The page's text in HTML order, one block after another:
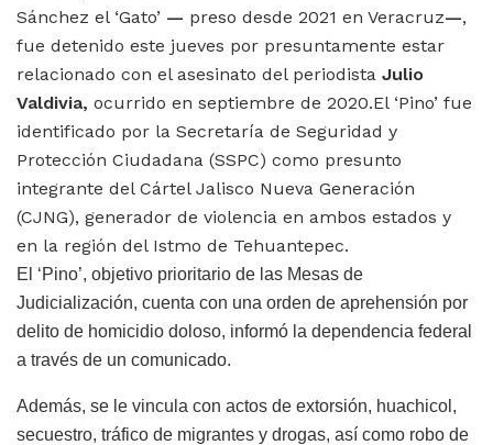
Sánchez el ‘Gato’ — preso desde 2021 en Veracruz—,
fue detenido este jueves por presuntamente estar
relacionado con el asesinato del periodista Julio
Valdivia, ocurrido en septiembre de 2020.El ‘Pino’ fue
identificado por la Secretaría de Seguridad y
Protección Ciudadana (SSPC) como presunto
integrante del Cártel Jalisco Nueva Generación
(CJNG), generador de violencia en ambos estados y
en la región del Istmo de Tehuantepec.
El ‘Pino’, objetivo prioritario de las Mesas de
Judicialización, cuenta con una orden de aprehensión por
delito de homicidio doloso, informó la dependencia federal
a través de un comunicado.
Además, se le vincula con actos de extorsión, huachicol,
secuestro, tráfico de migrantes y drogas, así como robo de